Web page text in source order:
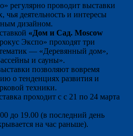
регулярно проводит выставки
чья деятельность и интересы
дизайном.
«Дом и Сад. Moscow
Экспо» проходят три
— «Деревянный дом»,
и сауны».
позволяют вовремя
о тенденциях развития и
техники.
проходит с с 21 по 24 марта
до 19.00 (в последний день
на час раньше).